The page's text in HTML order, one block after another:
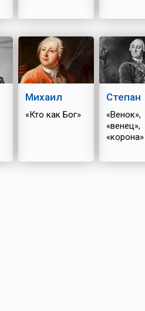
Михаил
«Кто как Бог»
Степан
«Венок»,
«венец»,
«корона»